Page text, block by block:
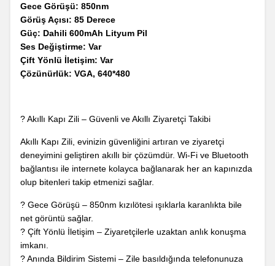
Gece Görüşü: 850nm
Görüş Açısı: 85 Derece
Güç: Dahili 600mAh Lityum Pil
Ses Değiştirme: Var
Çift Yönlü İletişim: Var
Çözünürlük: VGA, 640*480
? Akıllı Kapı Zili – Güvenli ve Akıllı Ziyaretçi Takibi
Akıllı Kapı Zili, evinizin güvenliğini artıran ve ziyaretçi
deneyimini geliştiren akıllı bir çözümdür. Wi-Fi ve Bluetooth
bağlantısı ile internete kolayca bağlanarak her an kapınızda
olup bitenleri takip etmenizi sağlar.
? Gece Görüşü – 850nm kızılötesi ışıklarla karanlıkta bile
net görüntü sağlar.
? Çift Yönlü İletişim – Ziyaretçilerle uzaktan anlık konuşma
imkanı.
? Anında Bildirim Sistemi – Zile basıldığında telefonunuza